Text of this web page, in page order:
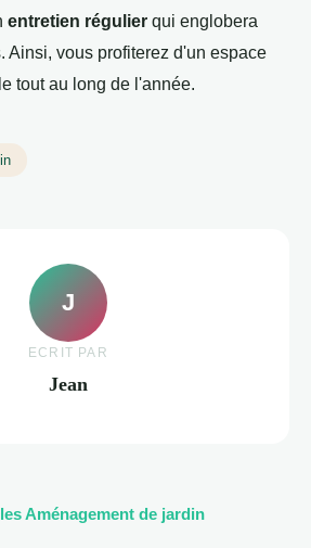
entretien régulier qui englobera
Ainsi, vous profiterez d'un espace
tout au long de l'année.
J
ECRIT PAR
Jean
Aménagement de jardin